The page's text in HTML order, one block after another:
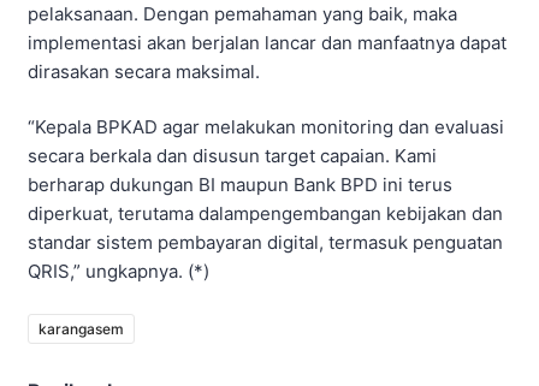
pelaksanaan. Dengan pemahaman yang baik, maka
implementasi akan berjalan lancar dan manfaatnya dapat
dirasakan secara maksimal.
“Kepala BPKAD agar melakukan monitoring dan evaluasi
secara berkala dan disusun target capaian. Kami
berharap dukungan BI maupun Bank BPD ini terus
diperkuat, terutama dalampengembangan kebijakan dan
standar sistem pembayaran digital, termasuk penguatan
QRIS,” ungkapnya. (*)
karangasem